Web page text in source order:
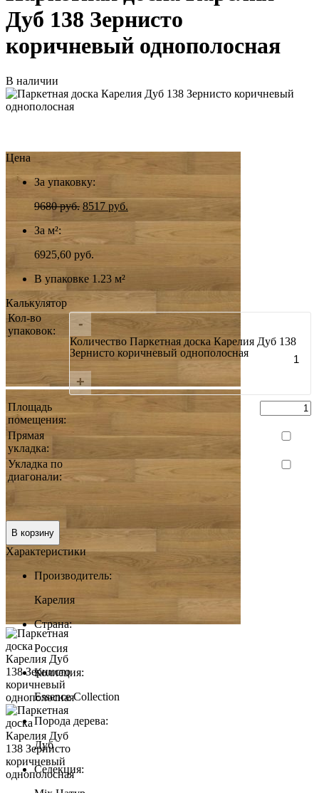
Дуб 138 Зернисто
коричневый однополосная
В наличии
Цена
За упаковку:
9680руб. 8517 руб.
За м²:
6925,60 руб.
В упаковке 1.23 м²
Калькулятор
Кол-во
упаковок:
-
Количество Паркетная доска Карелия Дуб 138
Зернисто коричневый однополосная
+
Площадь
помещения:
Прямая
укладка:
Укладка по
диагонали:
В корзину
Характеристики
Производитель:
Карелия
Страна:
Россия
Коллеция:
Essence Collection
Порода дерева:
Дуб
Селекция: